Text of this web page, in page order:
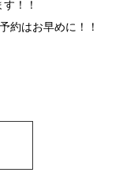
！！
約はお早めに！！